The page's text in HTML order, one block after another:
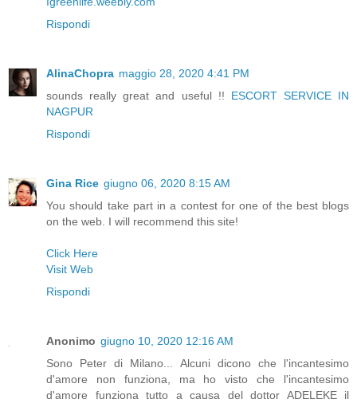
Rispondi
AlinaChopra maggio 28, 2020 4:41 PM
sounds really great and useful !! ESCORT SERVICE IN
NAGPUR
Rispondi
Gina Rice giugno 06, 2020 8:15 AM
You should take part in a contest for one of the best blogs
on the web. I will recommend this site!
Click Here
Visit Web
Rispondi
Anonimo giugno 10, 2020 12:16 AM
Sono Peter di Milano... Alcuni dicono che l'incantesimo
d'amore non funziona, ma ho visto che l'incantesimo
d'amore funziona tutto a causa del dottor ADELEKE il